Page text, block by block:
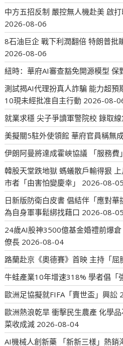
中方五招反制 嚴控無人機赴美 啟
2026-08-06
8石油巨企 戰下利潤翻倍 特朗普批
2026-08-06
紐時：華府AI審查豁免開源模型 保
測試揭AI代理扮真人詐騙 能力超
10現未經批准自主行動 2026-08-
就業求穩 尖子爭讀軍警院校 錄取
美擬關5駐外使領館 華府官員稱無
伊朗阿曼將達成霍峽協議 「服務費
韓股天堂跌地獄 螞蟻散戶輸得狠
市者「由害怕變慶幸」
2026-08-05
日新版防衛白皮書 倡結伴「應對
為自身軍事鬆綁找藉口 2026-08-05
24歲AI股神3500億基金婚禮前爆
僚長 2026-08-04
路蘭赴京《奧德賽》首映 主持「屈
牛蛙產業10年增速318% 學者倡「
歐洲足協擬就FIFA「賣世盃」興訟
歐洲熱浪乾旱 衝擊民生農產 化學
菜收成減 2026-08-04
AI機械人創新藥 「新新三樣」熱銷